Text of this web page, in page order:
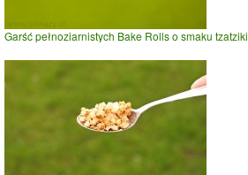
Garść pełnoziarnistych Bake Rolls o smaku tzatziki